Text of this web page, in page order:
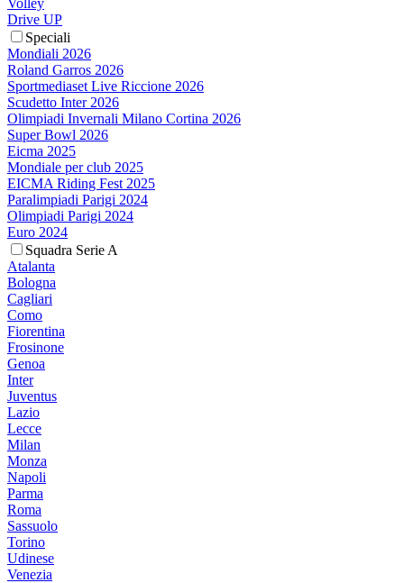
Drive UP
Speciali
Mondiali 2026
Roland Garros 2026
Sportmediaset Live Riccione 2026
Scudetto Inter 2026
Olimpiadi Invernali Milano Cortina 2026
Super Bowl 2026
Eicma 2025
Mondiale per club 2025
EICMA Riding Fest 2025
Paralimpiadi Parigi 2024
Olimpiadi Parigi 2024
Euro 2024
Squadra Serie A
Atalanta
Bologna
Cagliari
Como
Fiorentina
Frosinone
Genoa
Inter
Juventus
Lazio
Lecce
Milan
Monza
Napoli
Parma
Roma
Sassuolo
Torino
Udinese
Venezia